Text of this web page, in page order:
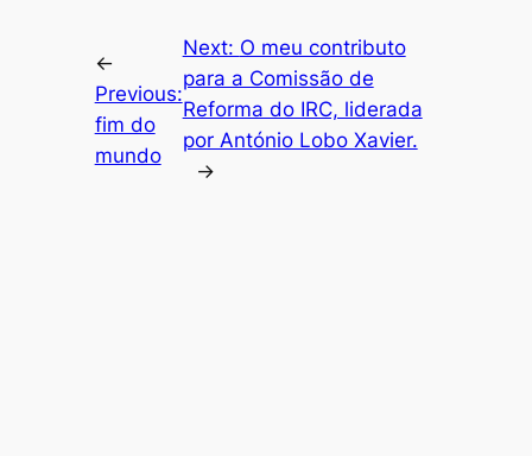
←
Previous:
fim do
mundo
Next: O meu contributo
para a Comissão de
Reforma do IRC, liderada
por António Lobo Xavier.
→